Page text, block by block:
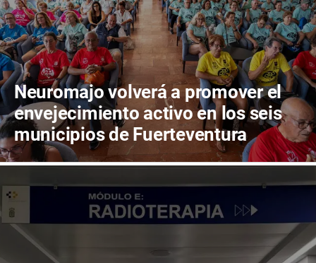
Neuromajo volverá a promover el
envejecimiento activo en los seis
municipios de Fuerteventura